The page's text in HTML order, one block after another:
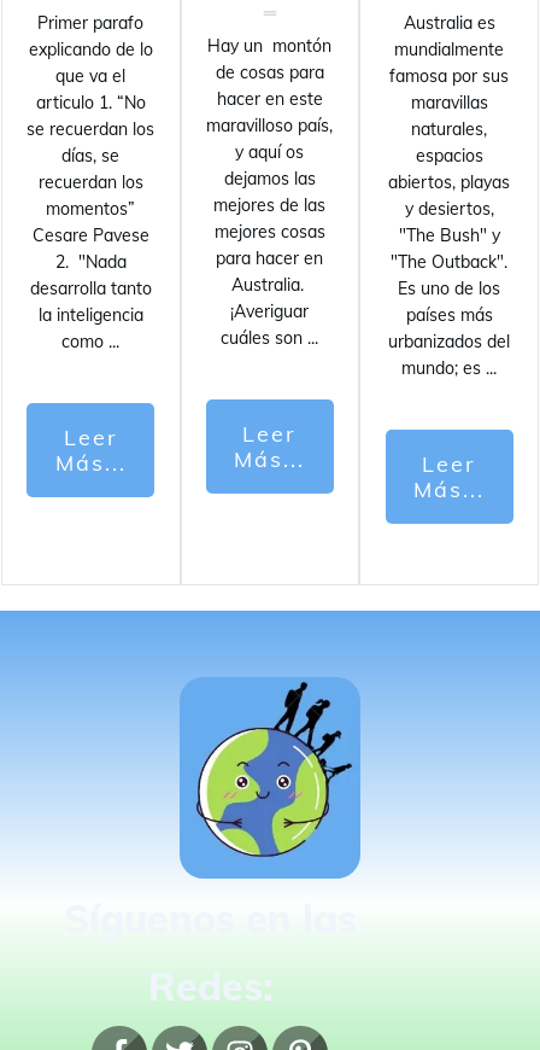
Primer parafo
explicando de lo
que va el
articulo 1. “No
se recuerdan los
días, se
recuerdan los
momentos”
Cesare Pavese
2. "Nada
desarrolla tanto
la inteligencia
como ...
Leer
Más...
Hay un montón
de cosas para
hacer en este
maravilloso país,
y aquí os
dejamos las
mejores de las
mejores cosas
para hacer en
Australia.
¡Averiguar
cuáles son ...
Leer
Más...
Australia es
mundialmente
famosa por sus
maravillas
naturales,
espacios
abiertos, playas
y desiertos,
"The Bush" y
"The Outback".
Es uno de los
países más
urbanizados del
mundo; es ...
Leer
Más...
Redes: